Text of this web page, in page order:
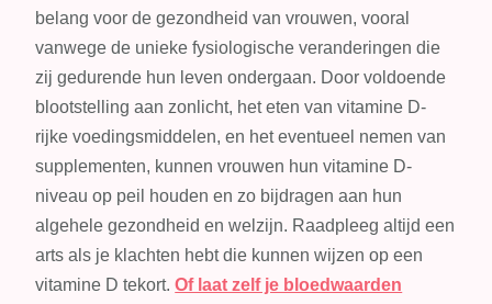
belang voor de gezondheid van vrouwen, vooral
vanwege de unieke fysiologische veranderingen die
zij gedurende hun leven ondergaan. Door voldoende
blootstelling aan zonlicht, het eten van vitamine D-
rijke voedingsmiddelen, en het eventueel nemen van
supplementen, kunnen vrouwen hun vitamine D-
niveau op peil houden en zo bijdragen aan hun
algehele gezondheid en welzijn. Raadpleeg altijd een
arts als je klachten hebt die kunnen wijzen op een
vitamine D tekort.Of laat zelf je bloedwaarden